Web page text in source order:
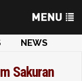
NEWS
Sakuran